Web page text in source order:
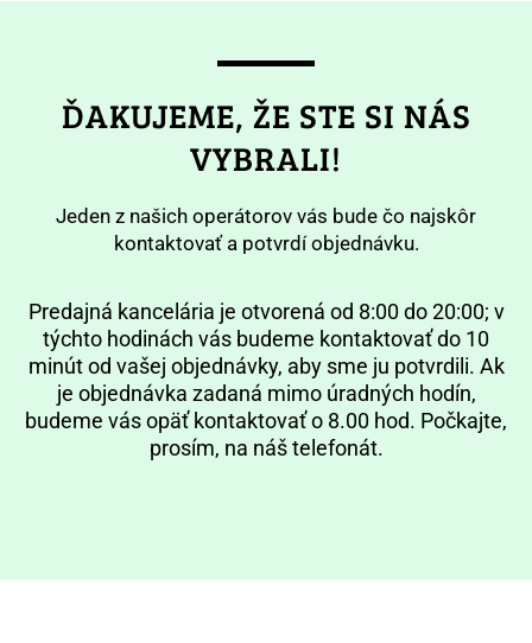
ĎAKUJEME, ŽE STE SI NÁS
VYBRALI!
Jeden z našich operátorov vás bude čo najskôr
kontaktovať a potvrdí objednávku.
Predajná kancelária je otvorená od 8:00 do 20:00; v
týchto hodinách vás budeme kontaktovať do 10
minút od vašej objednávky, aby sme ju potvrdili. Ak
je objednávka zadaná mimo úradných hodín,
budeme vás opäť kontaktovať o 8.00 hod. Počkajte,
prosím, na náš telefonát.